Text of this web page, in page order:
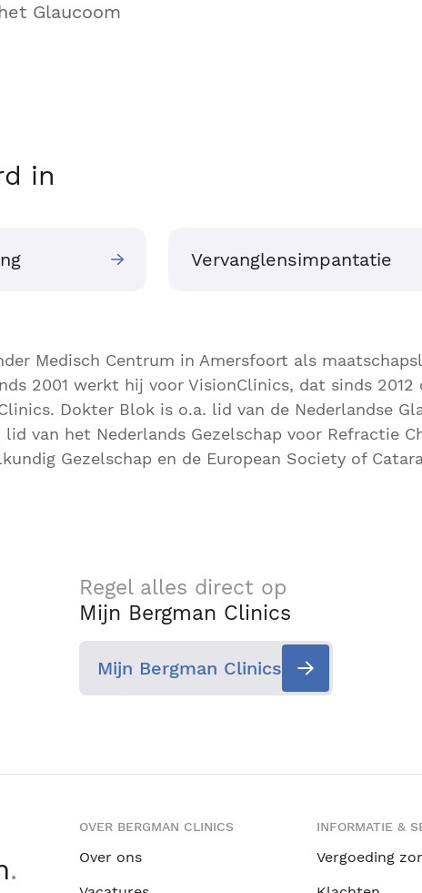
Glaucoom
in
Vervanglensimpantatie
Medisch Centrum in Amersfoort als
2001 werkt hij voor VisionClinics, dat sinds 2012
Dokter Blok is o.a. lid van de Nederlandse
lid van het Nederlands Gezelschap voor Refractie
Gezelschap en de European Society of
Regel alles direct op
Mijn Bergman Clinics
Mijn Bergman Clinics
.
OVER BERGMAN CLINICS
Over ons
INFORMATIE &
Vergoeding